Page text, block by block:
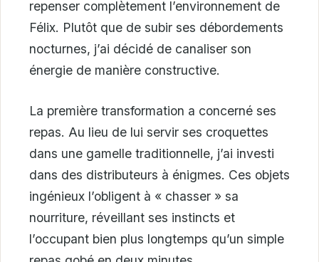
repenser complètement l’environnement de
Félix. Plutôt que de subir ses débordements
nocturnes, j’ai décidé de canaliser son
énergie de manière constructive.
La première transformation a concerné ses
repas. Au lieu de lui servir ses croquettes
dans une gamelle traditionnelle, j’ai investi
dans des distributeurs à énigmes. Ces objets
ingénieux l’obligent à « chasser » sa
nourriture, réveillant ses instincts et
l’occupant bien plus longtemps qu’un simple